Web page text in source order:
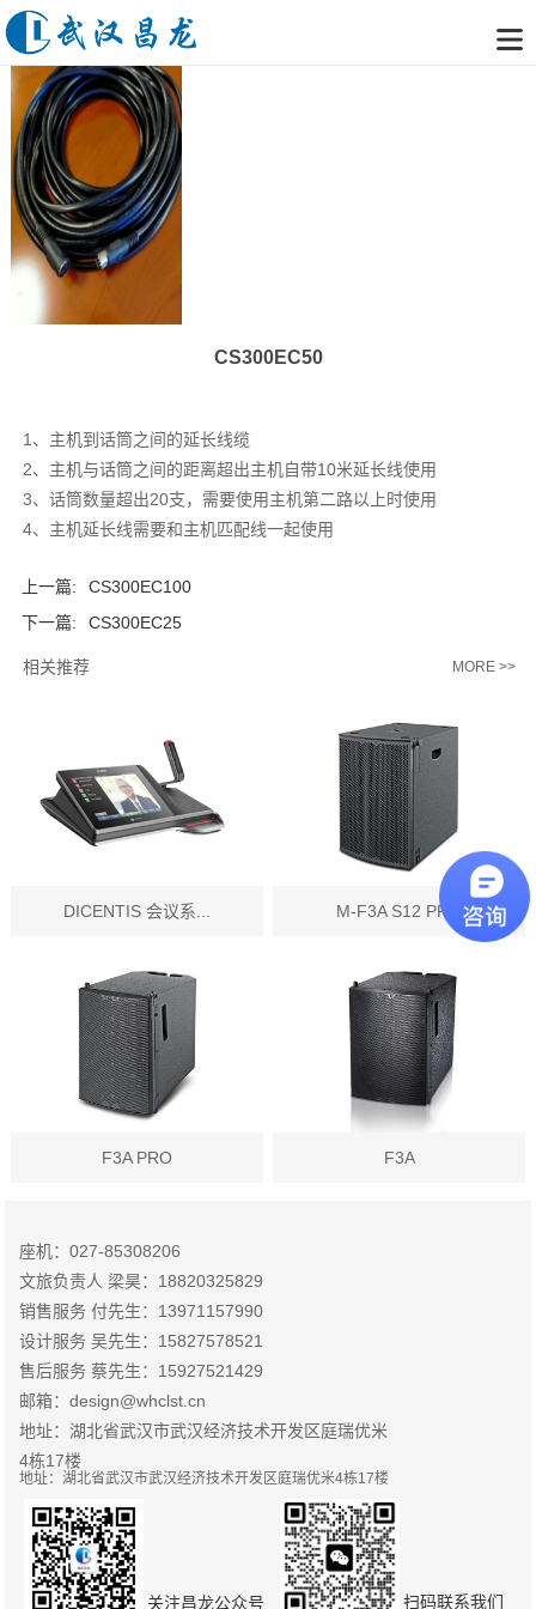
CS300EC50
1、主机到话筒之间的延长线缆
2、主机与话筒之间的距离超出主机自带10米延长线使用
3、话筒数量超出20支，需要使用主机第二路以上时使用
4、主机延长线需要和主机匹配线一起使用
上一篇:
CS300EC100
下一篇:
CS300EC25
相关推荐 MORE >>
DICENTIS 会议系... M-F3A S12 PR...
F3A PRO F3A
座机：027-85308206
文旅负责人 梁昊：18820325829
销售服务 付先生：13971157990
设计服务 吴先生：15827578521
售后服务 蔡先生：15927521429
邮箱：design@whclst.cn
地址：湖北省武汉市武汉经济技术开发区庭瑞优米
4栋17楼
地址：湖北省武汉市武汉经济技术开发区庭瑞优米4栋17楼
关注昌龙公众号 扫码联系我们